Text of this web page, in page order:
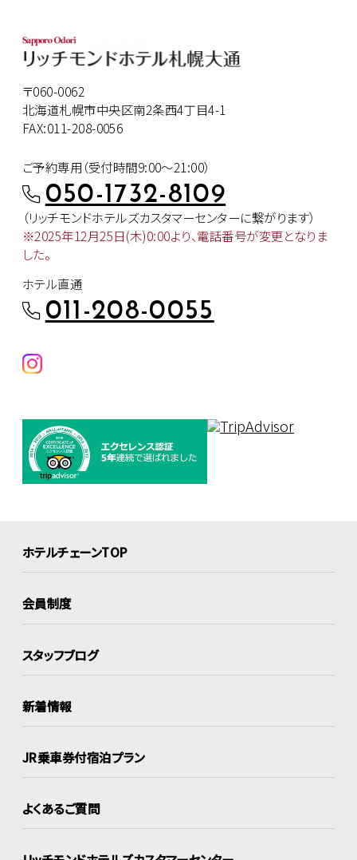
〒060-0062
北海道札幌市中央区南2条西4丁目4-1
FAX:011-208-0056
ご予約専用（受付時間9:00～21:00）
050-1732-8109
（リッチモンドホテルズカスタマーセンターに繋がります）
※2025年12月25日(木)0:00より、電話番号が変更となりま
した。
ホテル直通
011-208-0055
ホテルチェーンTOP
会員制度
スタッフブログ
新着情報
JR乗車券付宿泊プラン
よくあるご質問